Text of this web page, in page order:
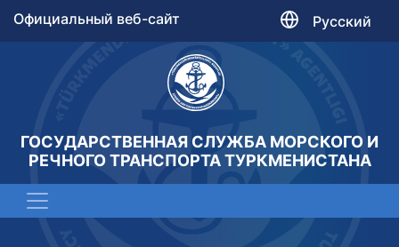
Официальный веб-сайт Русский
ГОСУДАРСТВЕННАЯ СЛУЖБА МОРСКОГО И
РЕЧНОГО ТРАНСПОРТА ТУРКМЕНИСТАНА